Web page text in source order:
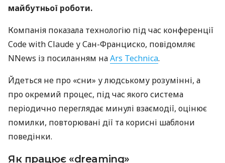
майбутньої роботи.
Компанія показала технологію під час конференції
Code with Claude у Сан-Франциско, повідомляє
NNews із посиланням наArs Technica.
Йдеться не про «сни» у людському розумінні, а
про окремий процес, під час якого система
періодично переглядає минулі взаємодії, оцінює
помилки, повторювані дії та корисні шаблони
поведінки.
Як працює «dreaming»